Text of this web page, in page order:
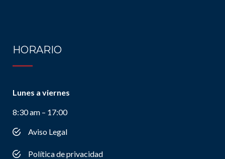
HORARIO
Lunes a viernes
8:30 am – 17:00
Aviso Legal
Política de privacidad